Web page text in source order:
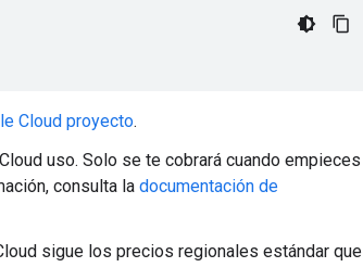
Cloud proyecto.
uso. Solo se te cobrará cuando empieces
consulta la documentación de
sigue los precios regionales estándar que